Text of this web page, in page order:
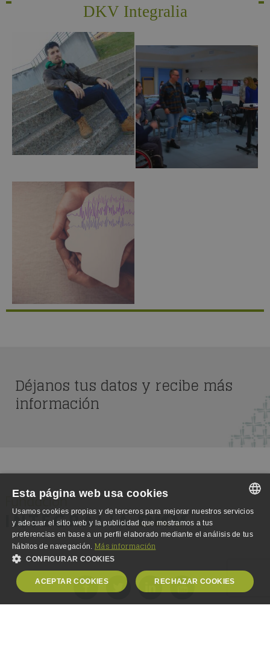
DKV Integralia
Déjanos tus datos y recibe más
información
GERMAN
Esta página web usa cookies
Usamos cookies propias y de terceros para mejorar nuestros servicios
y adecuar el sitio web y la publicidad que mostramos a tus
preferencias en base a un perfil elaborado mediante el análisis de tus
hábitos de navegación. Más información
CONFIGURAR COOKIES
ACEPTAR COOKIES RECHAZAR COOKIES